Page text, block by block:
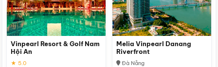
Vinpearl Resort & Golf Nam
Hội An
★ 5.0
Melia Vinpearl Danang
Riverfront
Đà Nẵng